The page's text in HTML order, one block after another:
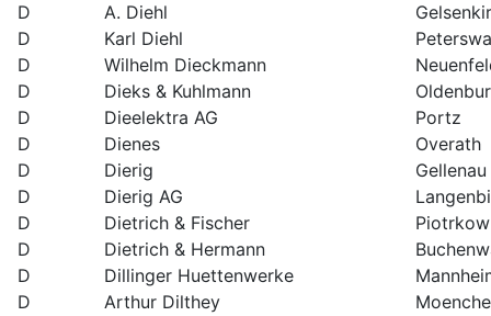
D
A. Diehl
D
Karl Diehl
D
Wilhelm Dieckmann
D
Dieks & Kuhlmann
D
Dieelektra AG
Portz
D
Dienes
Overath
D
Dierig
Gellenau
D
Dierig AG
D
Dietrich & Fischer
Piotrkow
D
Dietrich & Hermann
D
Dillinger Huettenwerke
D
Arthur Dilthey